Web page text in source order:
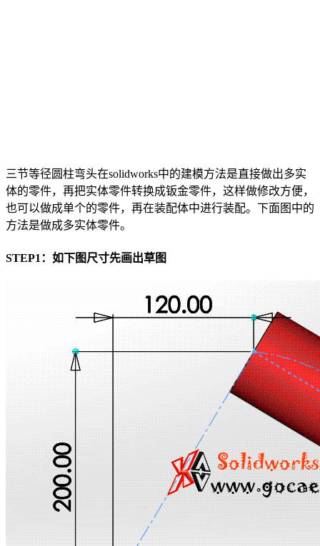
三节等径圆柱弯头在solidworks中的建模方法是直接做出多实
体的零件，再把实体零件转换成钣金零件，这样做修改方便，
也可以做成单个的零件，再在装配体中进行装配。下面图中的
方法是做成多实体零件。
STEP1：如下图尺寸先画出草图